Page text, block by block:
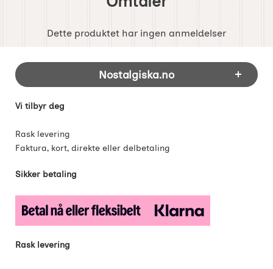
Dette produktet har ingen anmeldelser
Footer-innhold Blandet informasjon og
Nostalgiska.no
Vi tilbyr deg
Rask levering
Faktura, kort, direkte eller delbetaling
Sikker betaling
Rask levering